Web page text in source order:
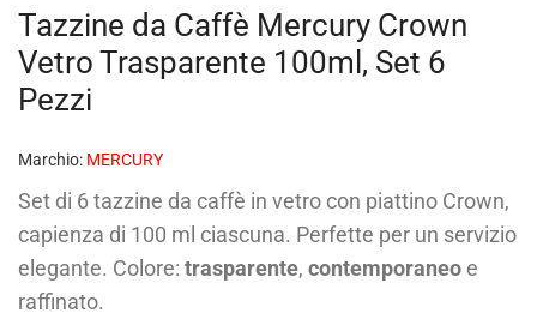
Tazzine da Caffè Mercury Crown
Vetro Trasparente 100ml, Set 6
Pezzi
Marchio: MERCURY
Set di 6 tazzine da caffè in vetro con piattino Crown,
capienza di 100 ml ciascuna. Perfette per un servizio
elegante. Colore: trasparente, contemporaneo e
raffinato.